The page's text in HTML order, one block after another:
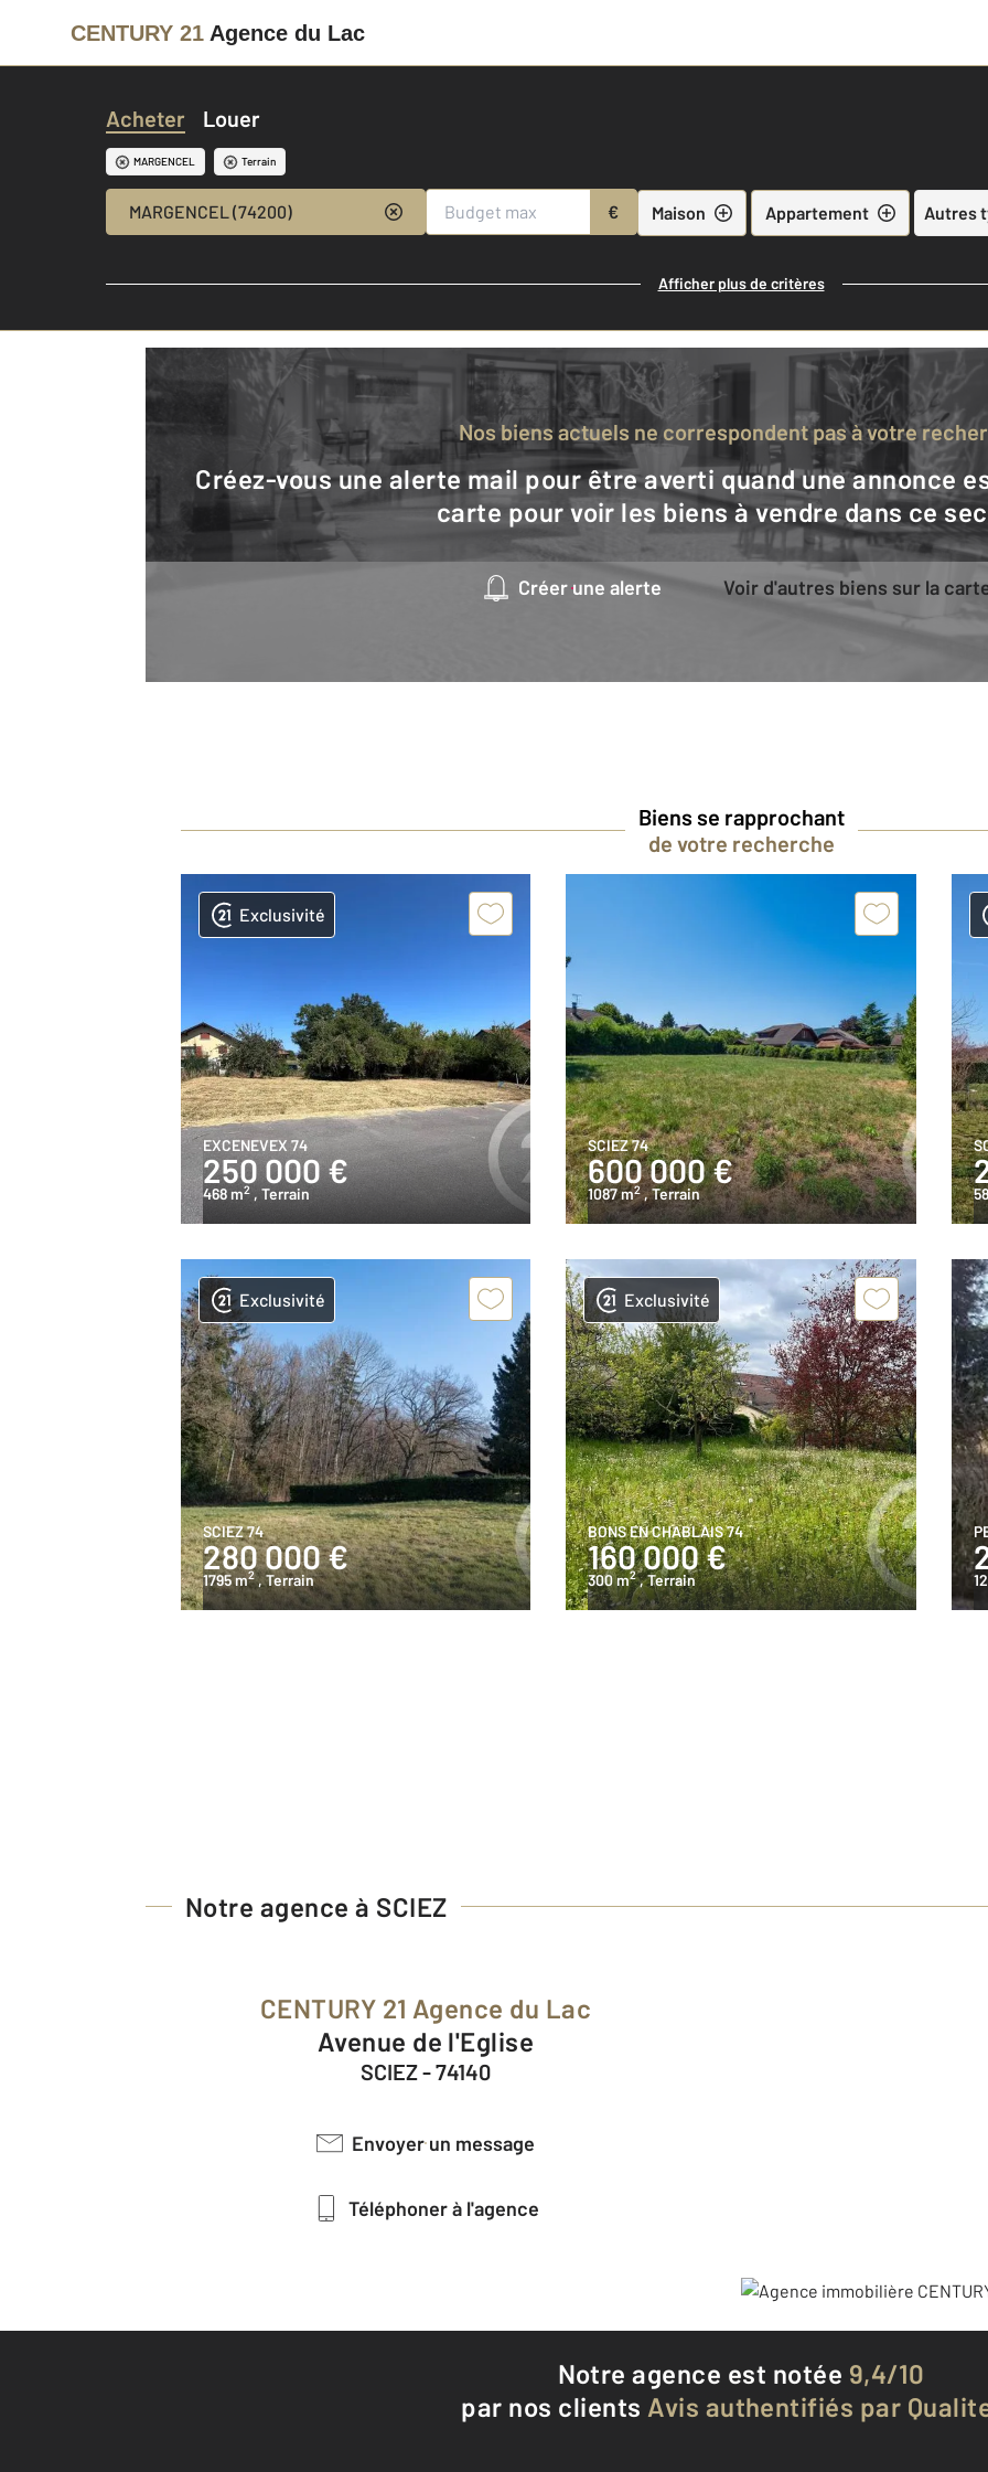
CENTURY 21 Agence du Lac
Acheter Louer
MARGENCEL Terrain
MARGENCEL (74200) € Maison Appartement Autres
Afficher plus de critères
Nos biens actuels ne correspondent pas à votre
Créez-vous une alerte mail pour être averti quand une annonce est en ligne et consultez la
carte pour voir les biens à vendre dans ce
Créer une alerte Voir d'autres biens sur la
Biens se rapprochant
de votre recherche
Exclusivité
EXCENEVEX 74
250 000 €
468 m2 , Terrain
SCIEZ 74
600 000 €
1087 m2 , Terrain
Exclusivité
SCIEZ 74
280 000 €
1795 m2 , Terrain
Exclusivité
BONS EN CHABLAIS 74
160 000 €
300 m2 , Terrain
Notre agence à SCIEZ
CENTURY 21 Agence du Lac
Avenue de l'Eglise
SCIEZ - 74140
Envoyer un message
Téléphoner à l'agence
Notre agence est notée 9,4/10
par nos clients Avis authentifiés par